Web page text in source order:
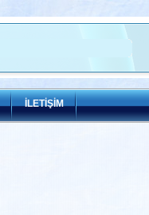
İLETİŞİM